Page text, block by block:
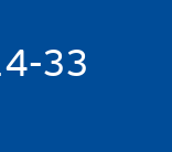
33